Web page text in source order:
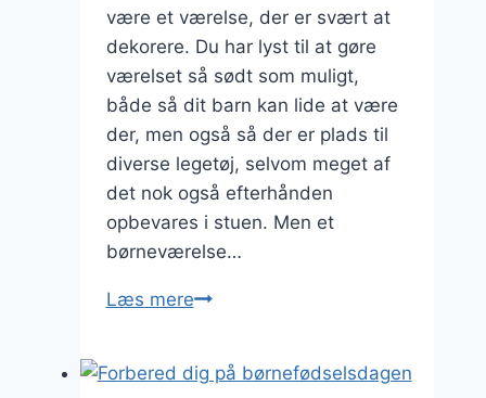
være et værelse, der er svært at
dekorere. Du har lyst til at gøre
værelset så sødt som muligt,
både så dit barn kan lide at være
der, men også så der er plads til
diverse legetøj, selvom meget af
det nok også efterhånden
opbevares i stuen. Men et
børneværelse…
Læs mereFind
rigtige